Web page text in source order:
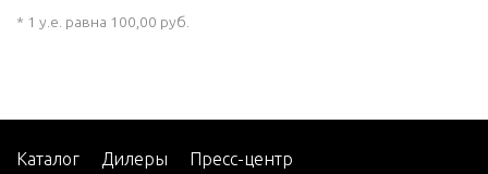
* 1 у.е. равна 100,00 руб.
Каталог Дилеры
Пресс-центр